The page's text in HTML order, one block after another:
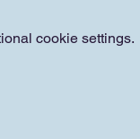
cookie settings.